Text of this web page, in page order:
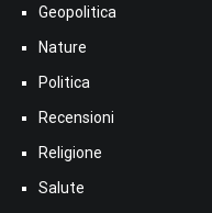
Geopolitica
Nature
Politica
Recensioni
Religione
Salute